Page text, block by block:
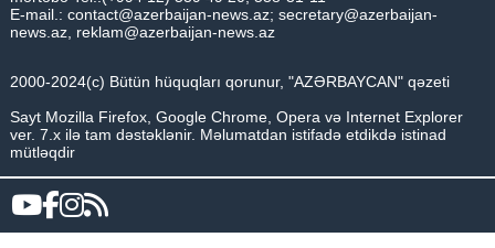
E-mail.: contact@azerbaijan-news.az; secretary@azerbaijan-
news.az reklam@azerbaijan-news.az
2000-2024(c) Bütün hüquqları qorunur, "AZƏRBAYCAN" qəzeti
Sayt Mozilla Firefox, Google Chrome, Opera və Internet Explorer
ver. 7.x ilə tam dəstəklənir. Məlumatdan istifadə etdikdə istinad
mütləqdir